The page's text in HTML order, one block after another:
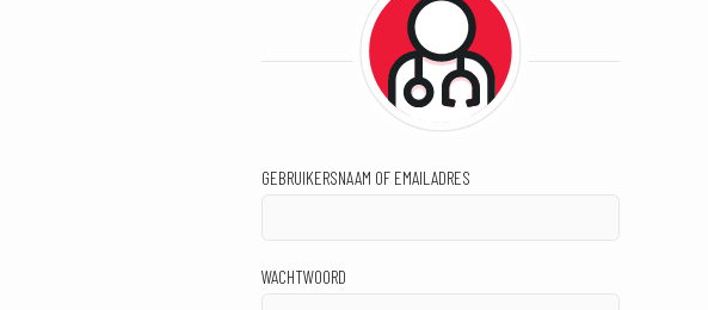
GEBRUIKERSNAAM OF EMAILADRES
WACHTWOORD